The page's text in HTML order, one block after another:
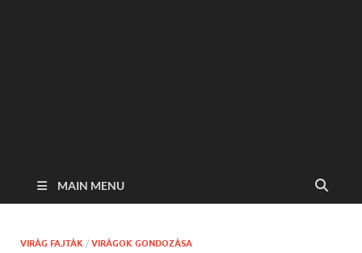
MAIN MENU
VIRÁG FAJTÁK / VIRÁGOK GONDOZÁSA